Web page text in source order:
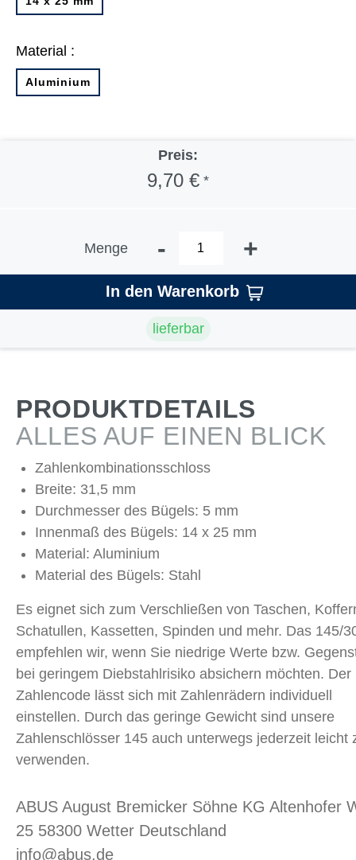
Material :
Aluminium
Preis:
9,70 € *
Menge - +
In den Warenkorb
lieferbar
PRODUKTDETAILS
ALLES AUF EINEN BLICK
Zahlenkombinationsschloss
Breite: 31,5 mm
Durchmesser des Bügels: 5 mm
Innenmaß des Bügels: 14 x 25 mm
Material: Aluminium
Material des Bügels: Stahl
Es eignet sich zum Verschließen von Taschen,
Schatullen, Kassetten, Spinden und mehr. Das 145/
empfehlen wir, wenn Sie niedrige Werte bzw.
bei geringem Diebstahlrisiko absichern möchten. Der
Zahlencode lässt sich mit Zahlenrädern individuell
einstellen. Durch das geringe Gewicht sind unsere
Zahlenschlösser 145 auch unterwegs jederzeit leicht
verwenden.
ABUS August Bremicker Söhne KG Altenhofer
25 58300 Wetter Deutschland
info@abus.de